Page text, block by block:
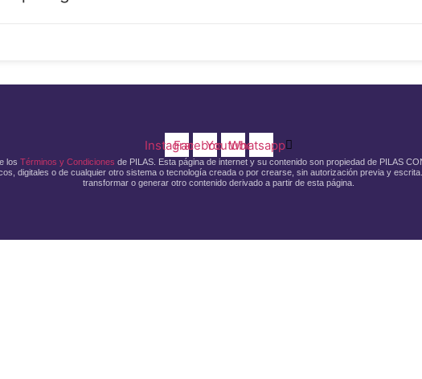
InstagramFacebookYoutubeWhatsapp
los Términos y Condiciones de PILAS. Esta página de internet y su contenido son propiedad de PILAS
digitales o de cualquier otro sistema o tecnología creada o por crearse, sin autorización previa y
transformar o generar otro contenido derivado a partir de esta página.